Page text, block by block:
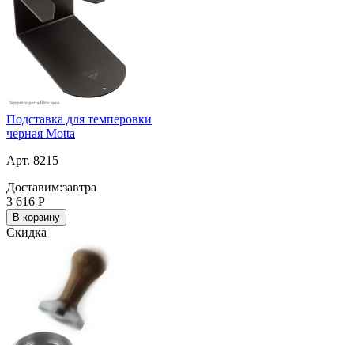
Подставка для темперовки
черная Motta
Арт. 8215
Доставим:завтра
3 616 Р
В корзину
Скидка